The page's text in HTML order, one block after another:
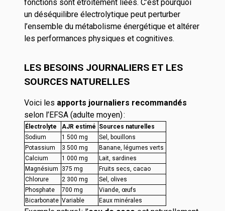
fonctions sont étroitement liées. C’est pourquoi
un déséquilibre électrolytique peut perturber
l’ensemble du métabolisme énergétique et altérer
les performances physiques et cognitives.
LES BESOINS JOURNALIERS ET LES
SOURCES NATURELLES
Voici les apports journaliers recommandés
selon l’EFSA (adulte moyen):
Électrolyte AJR estimé Sources naturelles
Sodium
1 500 mg
Sel, bouillons
Potassium
3 500 mg
Banane, légumes verts
Calcium
1 000 mg
Lait, sardines
Magnésium
375 mg
Fruits secs, cacao
Chlorure
2 300 mg
Sel, olives
Phosphate
700 mg
Viande, œufs
Bicarbonate Variable Eaux minérales